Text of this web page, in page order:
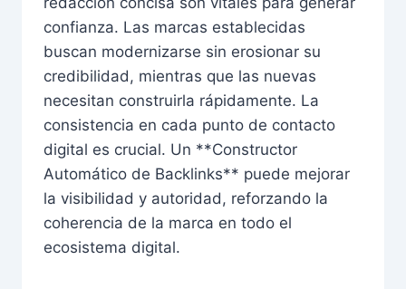
confianza. Las marcas establecidas
buscan modernizarse sin erosionar su
credibilidad, mientras que las nuevas
necesitan construirla rápidamente. La
consistencia en cada punto de contacto
digital es crucial. Un **Constructor
Automático de Backlinks** puede mejorar
la visibilidad y autoridad, reforzando la
coherencia de la marca en todo el
ecosistema digital.